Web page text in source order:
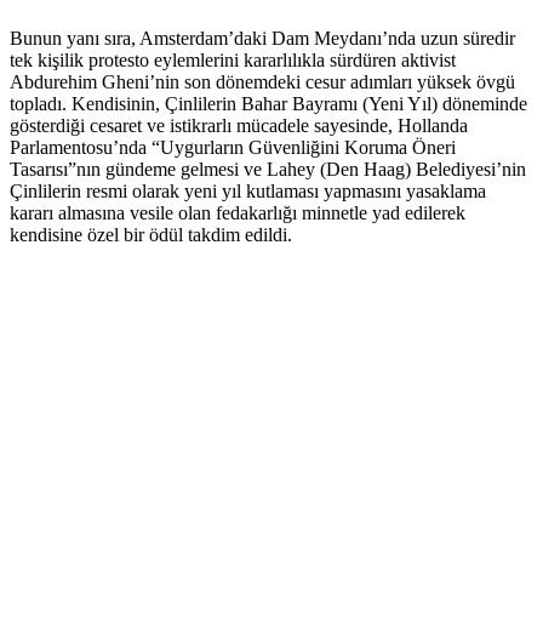
Bunun yanı sıra, Amsterdam’daki Dam Meydanı’nda uzun süredir
tek kişilik protesto eylemlerini kararlılıkla sürdüren aktivist
Abdurehim Gheni’nin son dönemdeki cesur adımları yüksek övgü
topladı. Kendisinin, Çinlilerin Bahar Bayramı (Yeni Yıl) döneminde
gösterdiği cesaret ve istikrarlı mücadele sayesinde, Hollanda
Parlamentosu’nda “Uygurların Güvenliğini Koruma Öneri
Tasarısı”nın gündeme gelmesi ve Lahey (Den Haag) Belediyesi’nin
Çinlilerin resmi olarak yeni yıl kutlaması yapmasını yasaklama
kararı almasına vesile olan fedakarlığı minnetle yad edilerek
kendisine özel bir ödül takdim edildi.